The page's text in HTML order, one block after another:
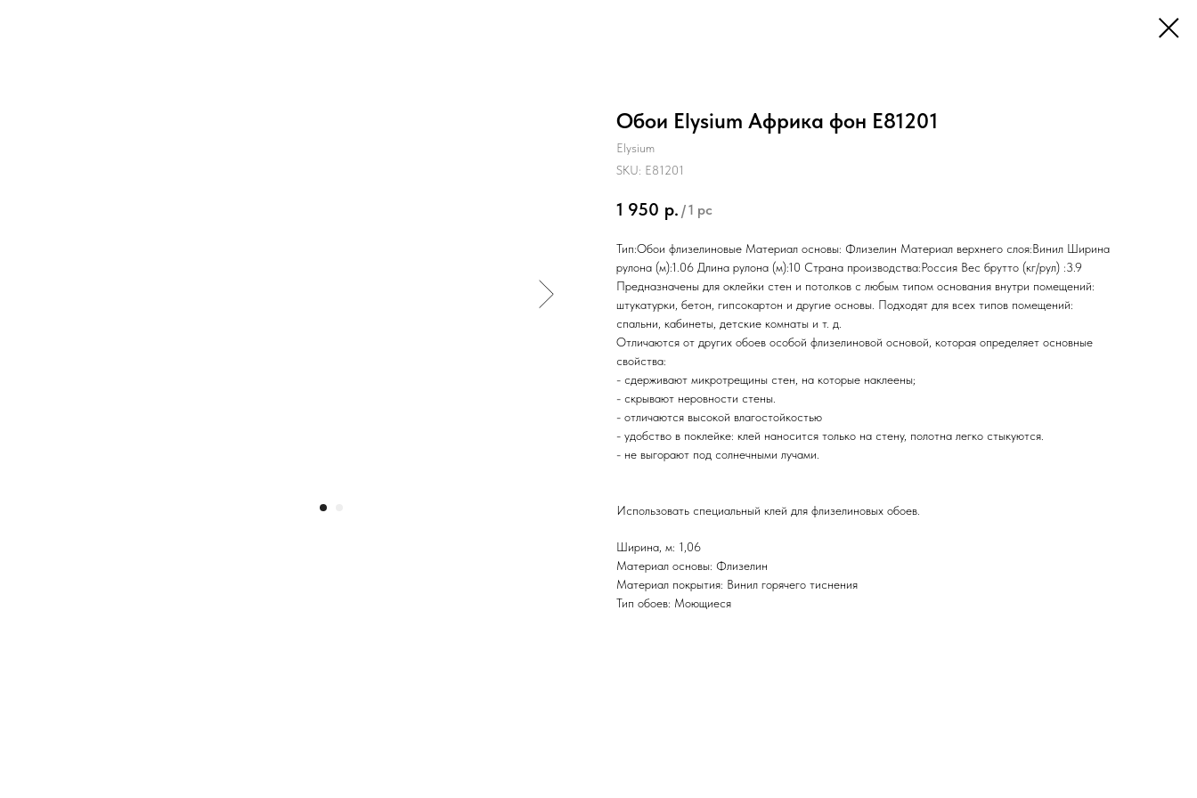
Обои Elysium Африка фон Е81201
Elysium
SKU: Е81201
1 950 р. /1 pc
Тип:Обои флизелиновые Материал основы: Флизелин Материал верхнего слоя:Винил Ширина
рулона (м):1.06 Длина рулона (м):10 Страна производства:Россия Вес брутто (кг/рул) :3.9
Предназначены для оклейки стен и потолков с любым типом основания внутри помещений:
штукатурки, бетон, гипсокартон и другие основы. Подходят для всех типов помещений:
спальни, кабинеты, детские комнаты и т. д.
Отличаются от других обоев особой флизелиновой основой, которая определяет основные
свойства:
- сдерживают микротрещины стен, на которые наклеены;
- скрывают неровности стены.
- отличаются высокой влагостойкостью
- удобство в поклейке: клей наносится только на стену, полотна легко стыкуются.
- не выгорают под солнечными лучами.
Использовать специальный клей для флизелиновых обоев.
Ширина, м: 1,06
Материал основы: Флизелин
Материал покрытия: Винил горячего тиснения
Тип обоев: Моющиеся